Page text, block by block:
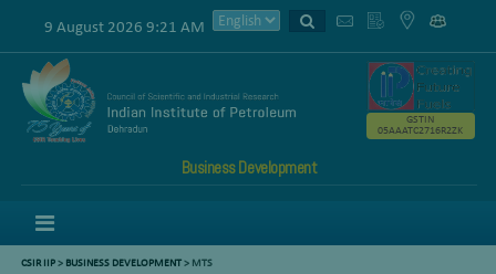
9 August 2026 9:21 AM
Business Development
GSTIN
05AAATC2716R2ZK
CSIR IIP> BUSINESS DEVELOPMENT> MTS